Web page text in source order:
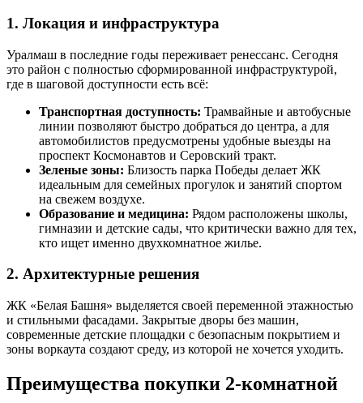
1. Локация и инфраструктура
Уралмаш в последние годы переживает ренессанс. Сегодня
это район с полностью сформированной инфраструктурой,
где в шаговой доступности есть всё:
Транспортная доступность: Трамвайные и автобусные
линии позволяют быстро добраться до центра, а для
автомобилистов предусмотрены удобные выезды на
проспект Космонавтов и Серовский тракт.
Зеленые зоны: Близость парка Победы делает ЖК
идеальным для семейных прогулок и занятий спортом
на свежем воздухе.
Образование и медицина: Рядом расположены школы,
гимназии и детские сады, что критически важно для тех,
кто ищет именно двухкомнатное жилье.
2. Архитектурные решения
ЖК «Белая Башня» выделяется своей переменной этажностью
и стильными фасадами. Закрытые дворы без машин,
современные детские площадки с безопасным покрытием и
зоны воркаута создают среду, из которой не хочется уходить.
Преимущества покупки 2-комнатной